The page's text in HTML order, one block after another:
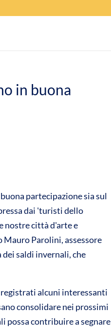
in buona
partecipazione sia sul
dai 'turisti dello
nostre città d'arte e
Mauro Parolini, assessore
saldi invernali, che
alcuni interessanti
consolidare nei prossimi
possa contribuire a segnare